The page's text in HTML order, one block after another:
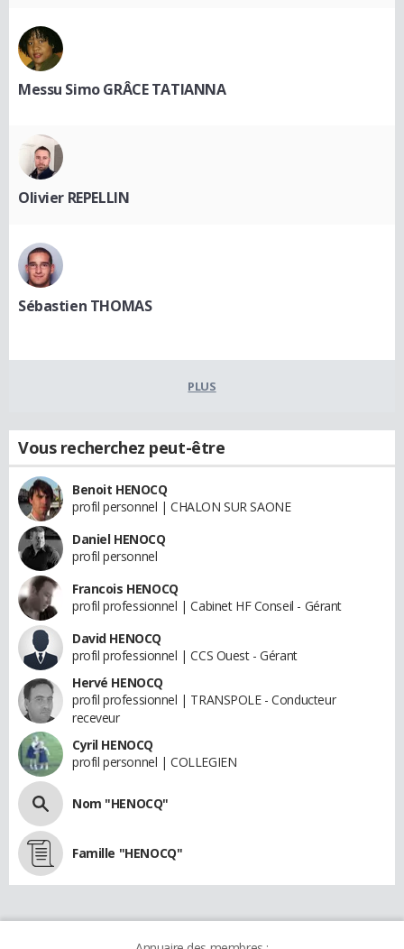
Messu Simo GRÂCE TATIANNA
Olivier REPELLIN
Sébastien THOMAS
PLUS
Vous recherchez peut-être
Benoit HENOCQ
profil personnel | CHALON SUR SAONE
Daniel HENOCQ
profil personnel
Francois HENOCQ
profil professionnel | Cabinet HF Conseil - Gérant
David HENOCQ
profil professionnel | CCS Ouest - Gérant
Hervé HENOCQ
profil professionnel | TRANSPOLE - Conducteur
receveur
Cyril HENOCQ
profil personnel | COLLEGIEN
Nom "HENOCQ"
Famille "HENOCQ"